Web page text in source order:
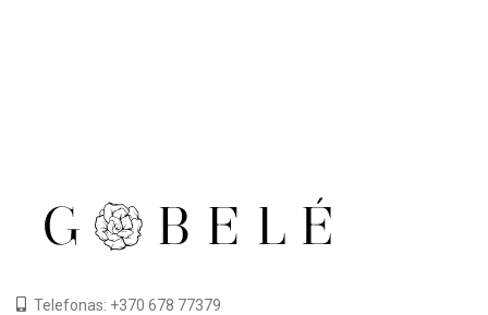
Telefonas: +370 678 77379